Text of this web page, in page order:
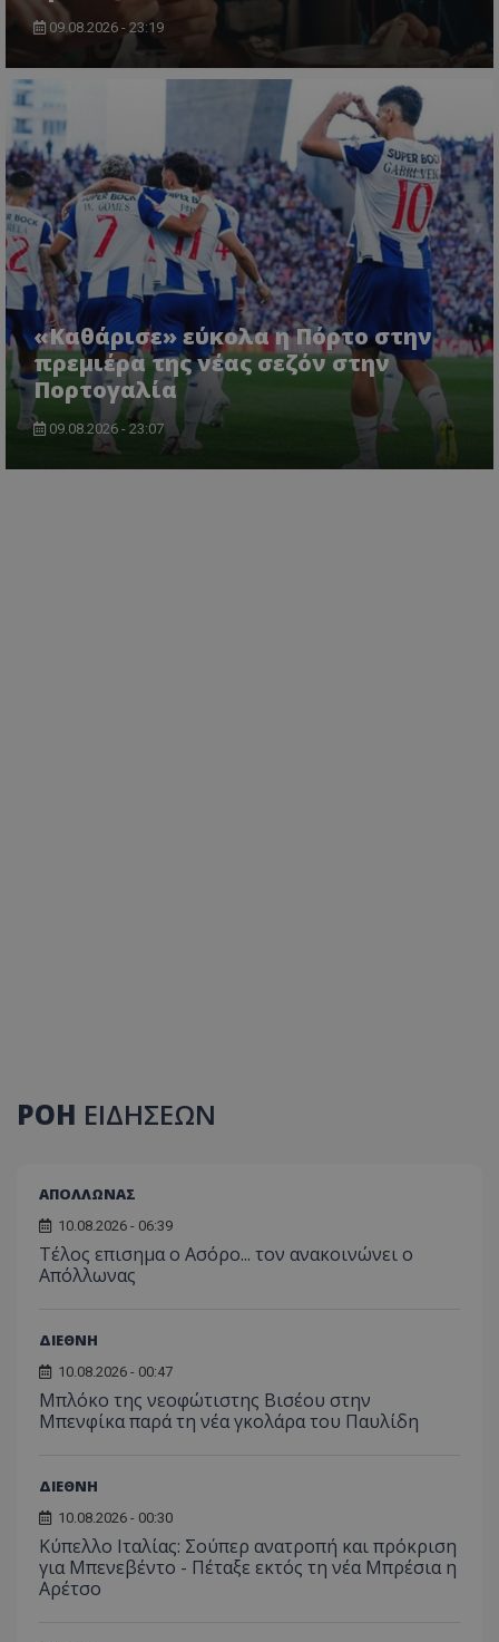
09.08.2026 - 23:19
«Καθάρισε» εύκολα η Πόρτο στην
πρεμιέρα της νέας σεζόν στην
Πορτογαλία
09.08.2026 - 23:07
ΡΟΗ ΕΙΔΗΣΕΩΝ
ΑΠΟΛΛΩΝΑΣ
10.08.2026 - 06:39
Tέλος επισημα ο Ασόρο... τον ανακοινώνει ο
Απόλλωνας
ΔΙΕΘΝΗ
10.08.2026 - 00:47
Μπλόκο της νεοφώτιστης Βισέου στην
Μπενφίκα παρά τη νέα γκολάρα του Παυλίδη
ΔΙΕΘΝΗ
10.08.2026 - 00:30
Κύπελλο Ιταλίας: Σούπερ ανατροπή και πρόκριση
για Μπενεβέντο - Πέταξε εκτός τη νέα Μπρέσια η
Αρέτσο